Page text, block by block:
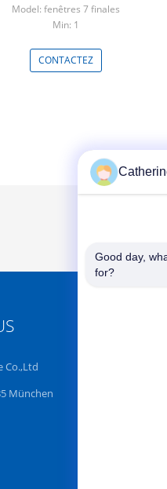
Windows 7
Model: fenêtres 7 finales
Min: 1
CONTACTEZ
Co.,Ltd
München
Good day,
for?